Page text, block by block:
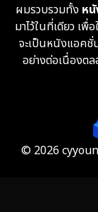
Fantasy จิน
Fiction
ผมรวบรวมทั้ง หนั
มาไว้ในที่เดียว เพื่
จะเป็นหนังแอคชั่
อย่างต่อเนื่องต
© 2026